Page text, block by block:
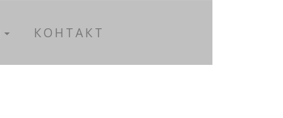
КОНТАКТ